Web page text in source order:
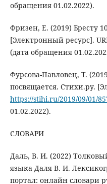
обращения 01.02.2022).
Фризен, Е. (2019) Бресту
[Электронный ресурс].
(дата обращения
Фурсова-Павловец, Т.
посвящается. Стихи.ру.
https://stihi.ru/2019/09/01/
01.02.2022).
СЛОВАРИ
Даль, В. И. (2022)
языка Даля В. И.
портал: онлайн словари